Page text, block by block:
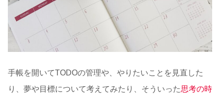
手帳を開いてTODOの管理や、やりたいことを見直した
り、夢や目標について考えてみたり、そういった思考の時